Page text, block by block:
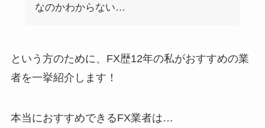
なのかわからない…
という方のために、FX歴12年の私がおすすめの業
者を一挙紹介します！
本当におすすめできるFX業者は…